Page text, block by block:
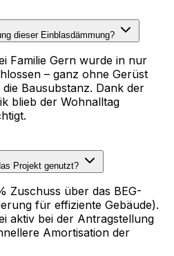
dieser Einblasdämmung?
Familie Gern wurde in nur
– ganz ohne Gerüst
Bausubstanz. Dank der
blieb der Wohnalltag
Projekt genutzt?
Zuschuss über das BEG-
für effiziente Gebäude).
aktiv bei der Antragstellung
Amortisation der